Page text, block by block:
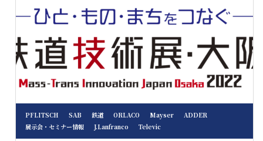
PFLITSCH SAB 鉄道 ORLACO Mayser
ADDER
展示会・セミナー情報
J.Lanfranco Televic